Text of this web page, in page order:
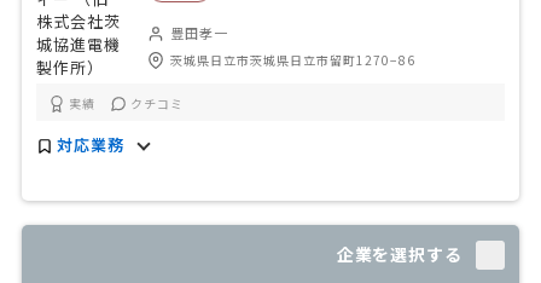
豊田孝一
茨城県日立市茨城県日立市留町1270−86
実績 クチコミ
対応業務
企業を選択する